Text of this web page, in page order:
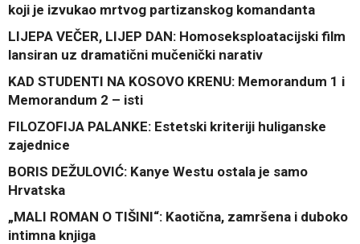
koji je izvukao mrtvog partizanskog komandanta
LIJEPA VEČER, LIJEP DAN: Homoseksploatacijski film
lansiran uz dramatični mučenički narativ
KAD STUDENTI NA KOSOVO KRENU: Memorandum 1 i
Memorandum 2 – isti
FILOZOFIJA PALANKE: Estetski kriteriji huliganske
zajednice
BORIS DEŽULOVIĆ: Kanye Westu ostala je samo
Hrvatska
„MALI ROMAN O TIŠINI“: Kaotična, zamršena i duboko
intimna knjiga